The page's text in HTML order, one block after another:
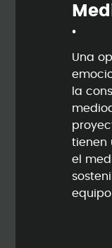
Med
.
Una
la
tienen
el